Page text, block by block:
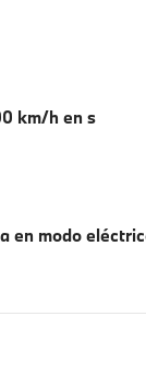
km/h en s
en modo